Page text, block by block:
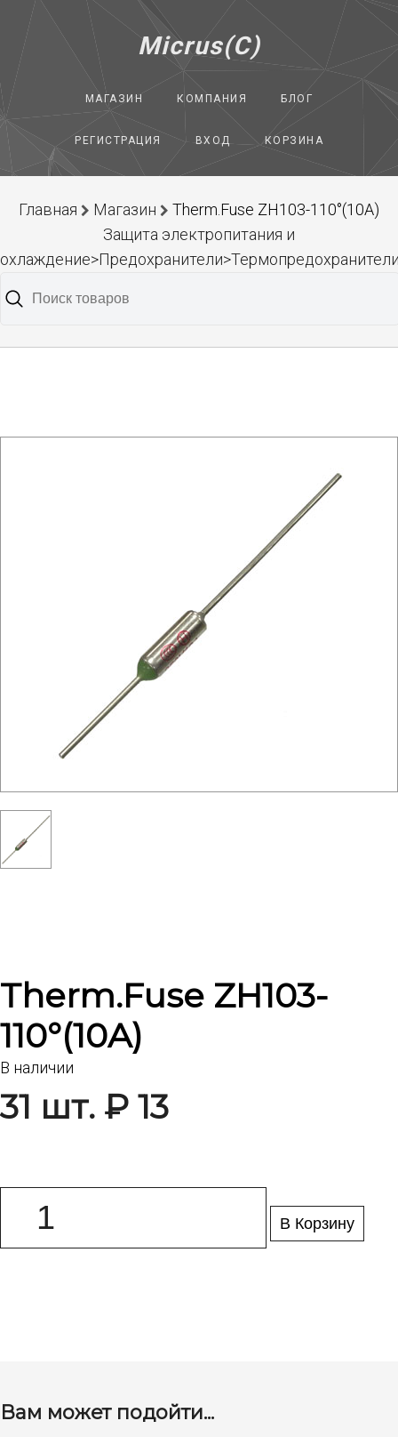
Micrus(C)
МАГАЗИН КОМПАНИЯ БЛОГ
РЕГИСТРАЦИЯ ВХОД КОРЗИНА
Главная Магазин
Therm.Fuse ZH103-110°(10A)
Защита электропитания и
Therm.Fuse ZH103-
110°(10A)
В наличии
31 шт. ₽ 13
В Корзину
Вам может подойти...